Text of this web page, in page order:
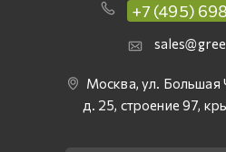
+7 (495)
Москва, ул. Большая
д. 25, строение 97,